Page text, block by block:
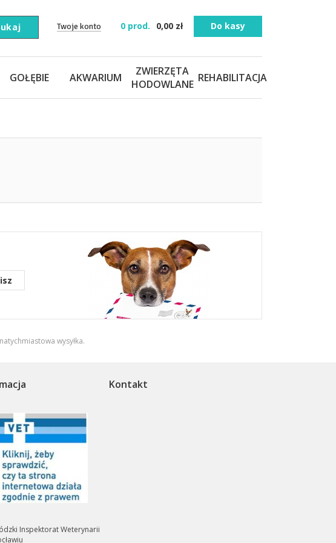
Twoje konto 0 prod. 0,00 zł Do kasy
GOŁĘBIE AKWARIUM
ZWIERZĘTA
HODOWLANE REHABILITACJA
natychmiastowa wysyłka.
Inspektorat Weterynarii
Kontakt